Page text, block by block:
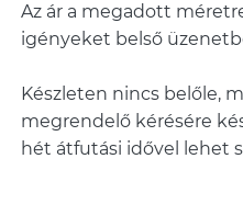
Az ár a megadott
igényeket belső
Készleten nincs belőle,
megrendelő kérésére
hét átfutási idővel lehet